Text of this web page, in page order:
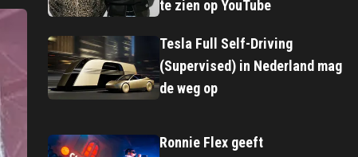
te zien op YouTube
Tesla Full Self-Driving
(Supervised) in Nederland mag
de weg op
Ronnie Flex geeft